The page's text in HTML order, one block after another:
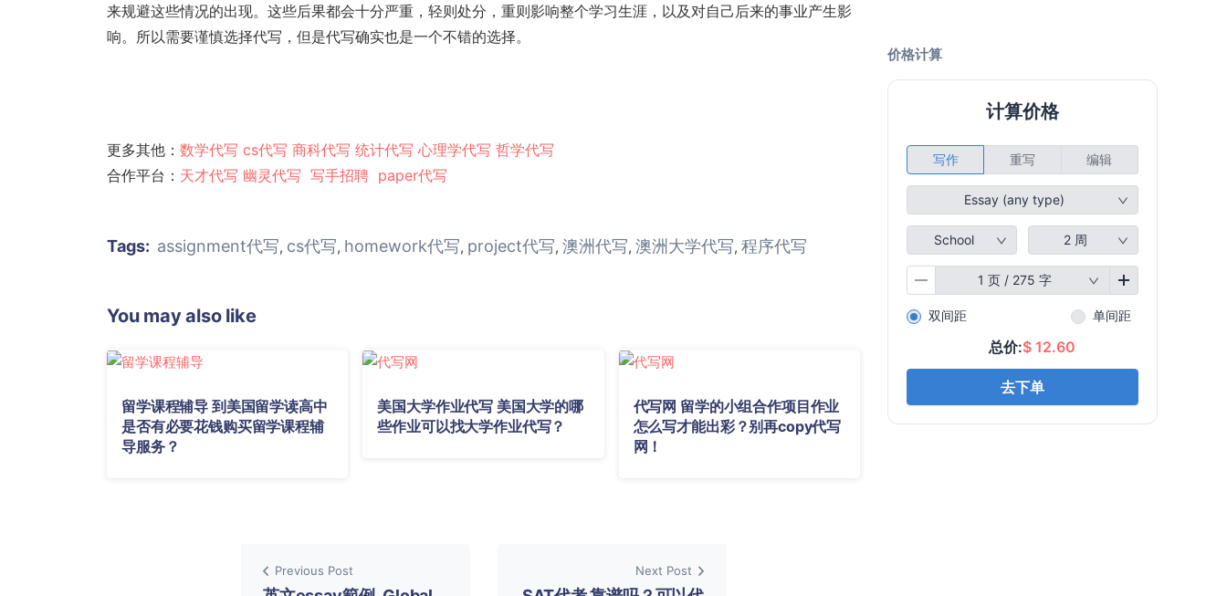
来规避这些情况的出现。这些后果都会十分严重，轻则处分，重则影响整个学习生涯，以及对自己后来的事业产生影
响。所以需要谨慎选择代写，但是代写确实也是一个不错的选择。
更多其他： 数学代写 cs代写 商科代写 统计代写 心理学代写 哲学代写
合作平台： 天才代写 幽灵代写 写手招聘 paper代写
Tags: assignment代写, cs代写, homework代写, project代写, 澳洲代写, 澳洲大学代写, 程序代写
You may also like
留学课程辅导 到美国留学读高中
是否有必要花钱购买留学课程辅
导服务？
美国大学作业代写 美国大学的哪
些作业可以找大学作业代写？
代写网 留学的小组合作项目作业
怎么写才能出彩？别再copy代写
网！
Previous Post Next Post
价格计算